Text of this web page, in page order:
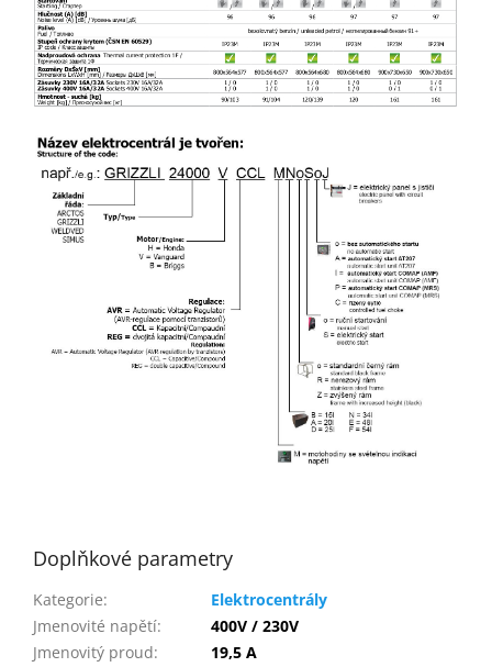
Doplňkové parametry
Kategorie:
Elektrocentrály
Jmenovité napětí:
400V / 230V
Jmenovitý proud:
19,5 A